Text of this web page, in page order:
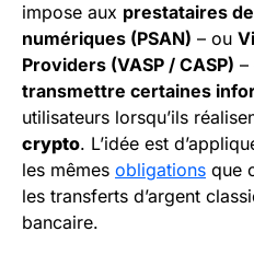
impose aux prestataires
numériques (PSAN) – ou
Providers (VASP / CASP) –
transmettre certaines
utilisateurs lorsqu’ils
crypto. L’idée est
les mêmes obligations que
les transferts d’argent
bancaire.